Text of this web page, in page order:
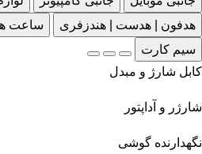
هدفون | هدست | هندزفری
ساعت
سیم کارت
کابل شارژ و مبدل
شارژر و آداپتور
نگهدارنده گوشی